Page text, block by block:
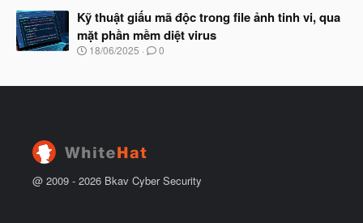
đ
ầ
u
à
y
b
ắ
Kỹ thuật giấu mã độc trong file ảnh tinh vi, qua
mặt phần mềm diệt virus
N
y
ầ
18/06/2025 0
@ 2009 - 2026 Bkav Cyber Security